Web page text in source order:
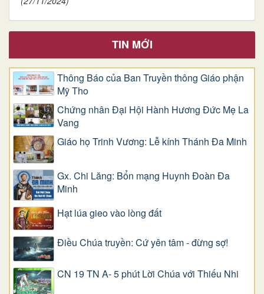
TIN MỚI
Thông Báo của Ban Truyền thông Giáo phận
Mỹ Tho
Chứng nhân Đại Hội Hành Hương Đức Mẹ La
Vang
Giáo họ Trinh Vương: Lễ kính Thánh Đa Minh
Gx. Chi Lăng: Bổn mạng Huynh Đoàn Đa
Minh
Hạt lúa gieo vào lòng đất
Điều Chúa truyền: Cứ yên tâm - đừng sợ!
CN 19 TN A- 5 phút Lời Chúa với Thiếu Nhi